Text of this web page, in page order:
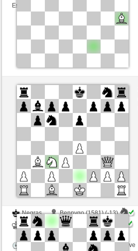
Esta partida es por puntos
Negras
Bennygo (1568) (+4)
Blancas
JABO_1 (1652) (-4)
Tiempo: 2 minutes/side + 0 seconds/move
Negras
Bennygo (1581) (-13)
Blancas
JABO_1 (1639) (+13)
Tiempo: 2 minutes/side + 0 seconds/move